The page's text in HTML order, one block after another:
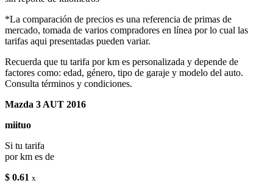
*La comparación de precios es una referencia de primas de
mercado, tomada de varios compradores en línea por lo cual las
tarifas aqui presentadas pueden variar.
Recuerda que tu tarifa por km es personalizada y depende de
factores como: edad, género, tipo de garaje y modelo del auto.
Consulta términos y condiciones.
Mazda 3 AUT 2016
miituo
Si tu tarifa
por km es de
$ 0.61 x